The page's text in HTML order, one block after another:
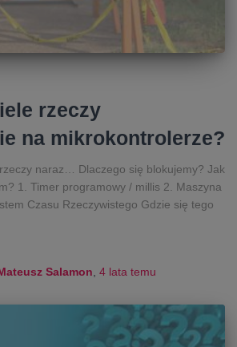
rzeczy
na mikrokontrolerze?
naraz… Dlaczego się blokujemy? Jak
1. Timer programowy / millis 2. Maszyna
Czasu Rzeczywistego Gdzie się tego
Salamon, 4 lata temu